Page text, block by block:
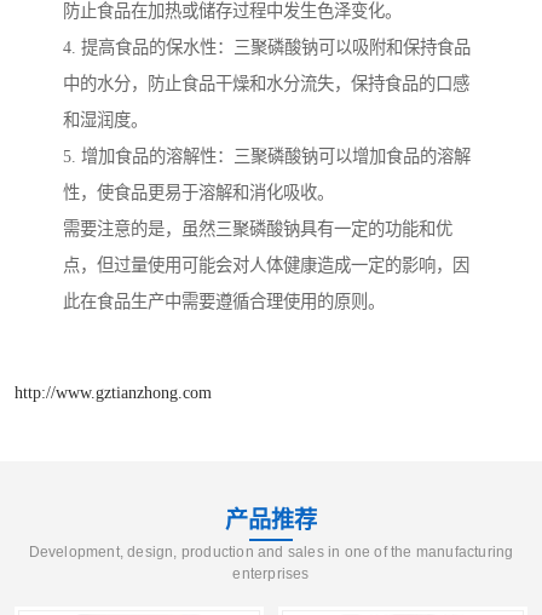
防止食品在加热或储存过程中发生色泽变化。
4. 提高食品的保水性：三聚磷酸钠可以吸附和保持食品
中的水分，防止食品干燥和水分流失，保持食品的口感
和湿润度。
5. 增加食品的溶解性：三聚磷酸钠可以增加食品的溶解
性，使食品更易于溶解和消化吸收。
需要注意的是，虽然三聚磷酸钠具有一定的功能和优
点，但过量使用可能会对人体健康造成一定的影响，因
此在食品生产中需要遵循合理使用的原则。
http://www.gztianzhong.com
产品推荐
Development, design, production and sales in one of the manufacturing
enterprises